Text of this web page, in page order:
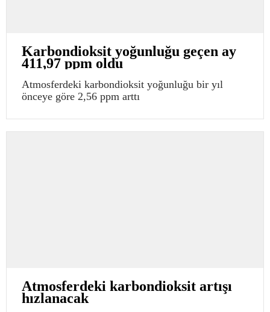
Karbondioksit yoğunluğu geçen ay
411,97 ppm oldu
Atmosferdeki karbondioksit yoğunluğu bir yıl
önceye göre 2,56 ppm arttı
Atmosferdeki karbondioksit artışı
hızlanacak